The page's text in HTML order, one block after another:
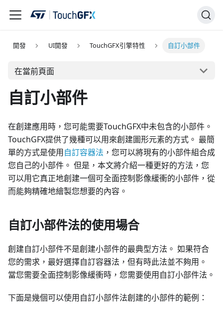
開發 UI開發 TouchGFX引擎特性 自訂小部件
在當前頁面
自訂小部件
在創建應用時，您可能需要TouchGFX中未包含的小部件。
TouchGFX提供了幾種可以用來創建圖形元素的方式。 最簡
單的方式是使用自訂容器法 ，您可以將現有的小部件組合成
您自己的小部件。 但是，本文將介紹一種更好的方法，您
可以用它真正地創建一個可全面控制影像緩衝的小部件，從
而能夠精確地繪製您想要的內容。
自訂小部件法的使用場合
創建自訂小部件不是創建小部件的最典型方法。 如果符合
您的需求，最好選擇自訂容器法，但有時此法並不夠用。
當您需要全面控制影像緩衝時，您需要使用自訂小部件法。
下面是幾個可以使用自訂小部件法創建的小部件的範例：